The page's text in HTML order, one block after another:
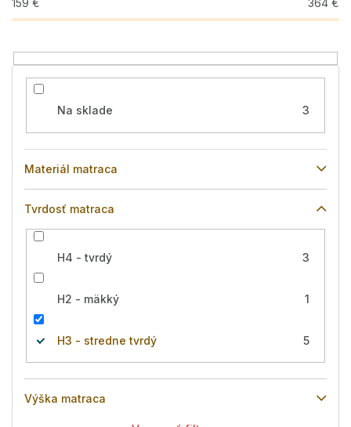
k
o
v
159 € 364 €
Na sklade 3
Materiál matraca
Tvrdosť matraca
H4 - tvrdý 3
H2 - mäkký 1
H3 - stredne tvrdý 5
Výška matraca